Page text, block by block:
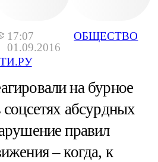
17:07
01.09.2016
ОБЩЕСТВО
на бурное
абсурдных
правил
– когда, к